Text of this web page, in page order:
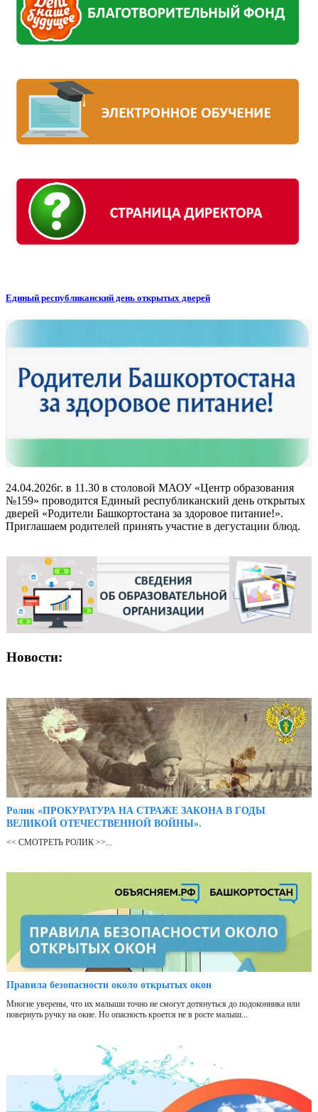
Единый республиканский день открытых дверей
24.04.2026г. в 11.30 в столовой МАОУ «Центр образования
№159» проводится Единый республиканский день открытых
дверей «Родители Башкортостана за здоровое питание!».
Приглашаем родителей принять участие в дегустации блюд.
Новости:
Ролик «ПРОКУРАТУРА НА СТРАЖЕ ЗАКОНА В ГОДЫ
ВЕЛИКОЙ ОТЕЧЕСТВЕННОЙ ВОЙНЫ».
<< СМОТРЕТЬ РОЛИК >>...
Правила безопасности около открытых окон
Многие уверены, что их малыши точно не смогут дотянуться до подоконника или
повернуть ручку на окне. Но опасность кроется не в росте малыш...